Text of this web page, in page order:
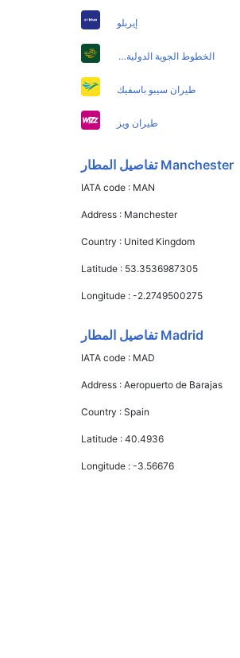
إيربلو
الخطوط الجوية الدولية الباكستانية
طيران سيبو باسفيك
طيران ويز
Manchester تفاصيل المطار
IATA code : MAN
Address : Manchester
Country : United Kingdom
Latitude : 53.3536987305
Longitude :-2.2749500275
Madrid تفاصيل المطار
IATA code : MAD
Address :Aeropuerto de Barajas
Country :Spain
Latitude :40.4936
Longitude :-3.56676